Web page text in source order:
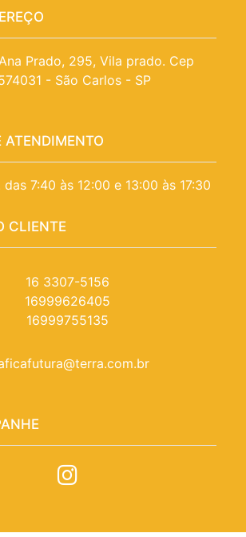
Prado, 295, Vila prado. Cep
- São Carlos - SP
ATENDIMENTO
das 7:40 às 12:00 e 13:00 às 17:30
CLIENTE
16 3307-5156
16999626405
16999755135